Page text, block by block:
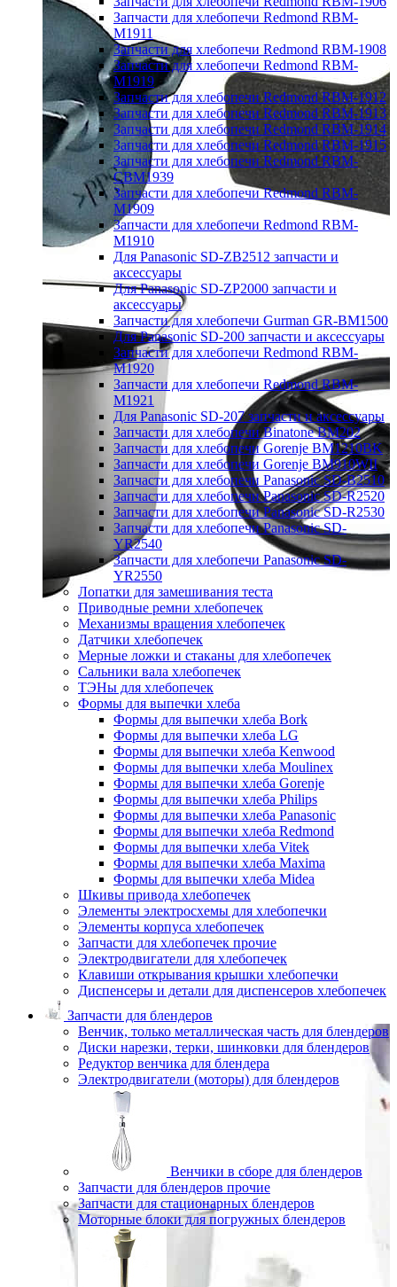
Запчасти для хлебопечи Redmond RBM-
M1911
Запчасти для хлебопечи Redmond RBM-1908
Запчасти для хлебопечи Redmond RBM-
M1919
Запчасти для хлебопечи Redmond RBM-1912
Запчасти для хлебопечи Redmond RBM-1913
Запчасти для хлебопечи Redmond RBM-1914
Запчасти для хлебопечи Redmond RBM-1915
Запчасти для хлебопечи Redmond RBM-
CBM1939
Запчасти для хлебопечи Redmond RBM-
M1909
Запчасти для хлебопечи Redmond RBM-
M1910
Для Panasonic SD-ZB2512 запчасти и
аксессуары
Для Panasonic SD-ZP2000 запчасти и
аксессуары
Запчасти для хлебопечи Gurman GR-BM1500
Для Panasonic SD-200 запчасти и аксессуары
Запчасти для хлебопечи Redmond RBM-
M1920
Запчасти для хлебопечи Redmond RBM-
M1921
Для Panasonic SD-207 запчасти и аксессуары
Запчасти для хлебопечи Binatone BM202
Запчасти для хлебопечи Gorenje BM1210BK
Запчасти для хлебопечи Gorenje BM910WII
Запчасти для хлебопечи Panasonic SD-B2510
Запчасти для хлебопечи Panasonic SD-R2520
Запчасти для хлебопечи Panasonic SD-R2530
Запчасти для хлебопечи Panasonic SD-
YR2540
Запчасти для хлебопечи Panasonic SD-
YR2550
Лопатки для замешивания теста
Приводные ремни хлебопечек
Механизмы вращения хлебопечек
Датчики хлебопечек
Мерные ложки и стаканы для хлебопечек
Сальники вала хлебопечек
ТЭНы для хлебопечек
Формы для выпечки хлеба
Формы для выпечки хлеба Bork
Формы для выпечки хлеба LG
Формы для выпечки хлеба Kenwood
Формы для выпечки хлеба Moulinex
Формы для выпечки хлеба Gorenje
Формы для выпечки хлеба Philips
Формы для выпечки хлеба Panasonic
Формы для выпечки хлеба Redmond
Формы для выпечки хлеба Vitek
Формы для выпечки хлеба Maxima
Формы для выпечки хлеба Midea
Шкивы привода хлебопечек
Элементы электросхемы для хлебопечки
Элементы корпуса хлебопечек
Запчасти для хлебопечек прочие
Электродвигатели для хлебопечек
Клавиши открывания крышки хлебопечки
Диспенсеры и детали для диспенсеров хлебопечек
Запчасти для блендеров
Венчик, только металлическая часть для блендеров
Диски нарезки, терки, шинковки для блендеров
Редуктор венчика для блендера
Электродвигатели (моторы) для блендеров
Венчики в сборе для блендеров
Запчасти для блендеров прочие
Запчасти для стационарных блендеров
Моторные блоки для погружных блендеров